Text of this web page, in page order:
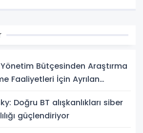
Bütçesinden Araştırma
Faaliyetleri İçin Ayrılan
Doğru BT alışkanlıkları siber
güçlendiriyor